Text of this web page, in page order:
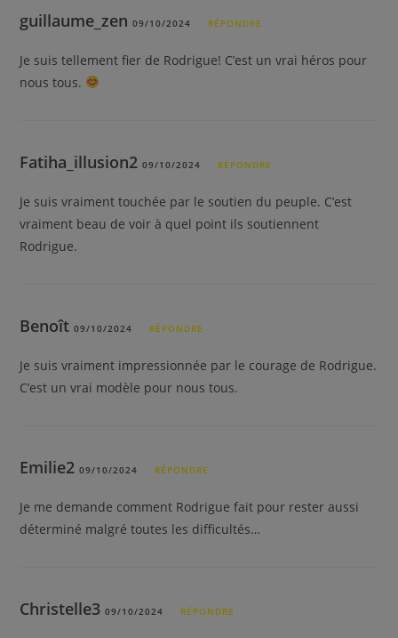
guillaume_zen09/10/2024 RÉPONDRE
Je suis tellement fier de Rodrigue! C’est un vrai héros pour
nous tous.
Fatiha_illusion209/10/2024 RÉPONDRE
Je suis vraiment touchée par le soutien du peuple. C’est
vraiment beau de voir à quel point ils soutiennent
Rodrigue.
Benoît09/10/2024 RÉPONDRE
Je suis vraiment impressionnée par le courage de Rodrigue.
C’est un vrai modèle pour nous tous.
Emilie209/10/2024 RÉPONDRE
Je me demande comment Rodrigue fait pour rester aussi
déterminé malgré toutes les difficultés…
Christelle309/10/2024 RÉPONDRE